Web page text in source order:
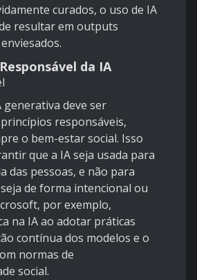
curados, o uso de IA
resultar em outputs
da IA
generativa deve ser
responsáveis,
o bem-estar social. Isso
que a IA seja usada para
das pessoas, e não para
de forma intencional ou
por exemplo,
na IA ao adotar práticas
contínua dos modelos e o
normas de
social.